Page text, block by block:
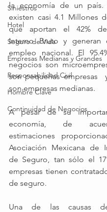
Siniestros
Hotel
Seguro de Vida
Empresas Medianas y Grandes
Responsabilidad Civil
Hombre Clave
Continuidad de Negocios
la economía de un país.
existen casi 4.1 Millones
que aportan el 42%
Interno Bruto y generan
empleo nacional. El
negocios son
son pequeñas empresas
son empresas medianas.
A pesar de su
economía, de
estimaciones
Asociación Mexicana de
de Seguro, tan sólo el
empresas tienen
de seguro.
Una de las causas